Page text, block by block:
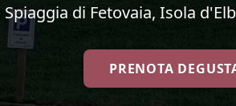
Spiaggia di Fetovaia, Isola
PRENOTA